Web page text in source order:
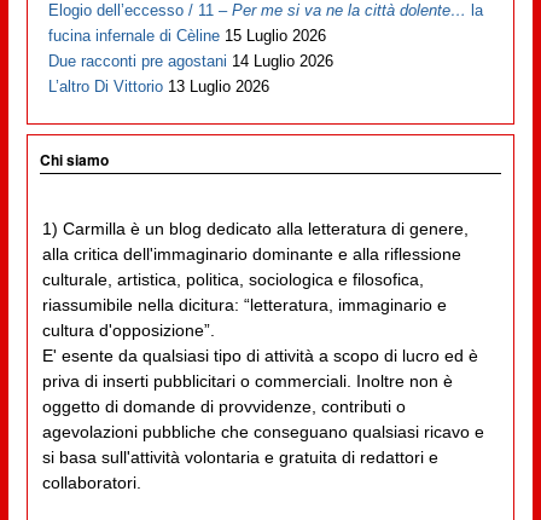
Elogio dell’eccesso / 11 –Per me si va ne la città dolente… la
fucina infernale di Cèline 15 Luglio 2026
Due racconti pre agostani 14 Luglio 2026
L’altro Di Vittorio 13 Luglio 2026
Chi siamo
1) Carmilla è un blog dedicato alla letteratura di genere,
alla critica dell'immaginario dominante e alla riflessione
culturale, artistica, politica, sociologica e filosofica,
riassumibile nella dicitura: “letteratura, immaginario e
cultura d'opposizione”.
E' esente da qualsiasi tipo di attività a scopo di lucro ed è
priva di inserti pubblicitari o commerciali. Inoltre non è
oggetto di domande di provvidenze, contributi o
agevolazioni pubbliche che conseguano qualsiasi ricavo e
si basa sull'attività volontaria e gratuita di redattori e
collaboratori.